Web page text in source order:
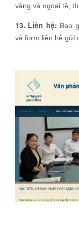
vàng và ngoại tệ,
13. Liên hệ: Bao
và form liên hệ gửi